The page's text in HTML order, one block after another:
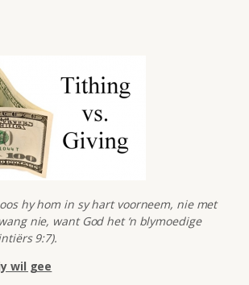
hy hom in sy hart voorneem, nie met
nie, want God het ‘n blymoedige
9:7).
wil gee